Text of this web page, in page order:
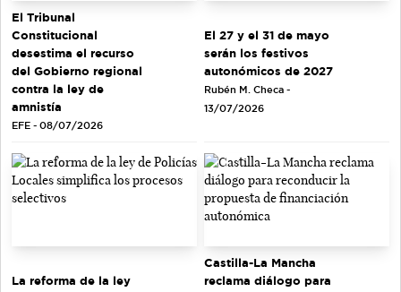
El Tribunal
Constitucional
desestima el recurso
del Gobierno regional
contra la ley de
amnistía
EFE - 08/07/2026
El 27 y el 31 de mayo
serán los festivos
autonómicos de 2027
Rubén M. Checa -
13/07/2026
La reforma de la ley
Castilla-La Mancha
reclama diálogo para